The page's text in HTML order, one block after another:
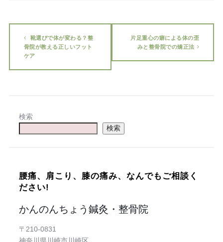
靴選びで体が変わる？整
骨院が教える正しいフット
ケア
片足重心の癖による体の歪
みと整骨院での矯正法
検索
検索
腰痛、肩こり、膝の痛み、なんでもご相談く
ださい!
かんのんちょう鍼灸・整骨院
〒210-0831
神奈川県川崎市川崎区